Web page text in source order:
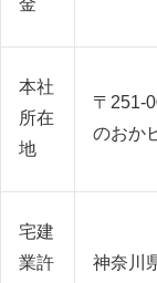
金
本社
所在
地
〒251-
のおか
宅建
業許
神奈川